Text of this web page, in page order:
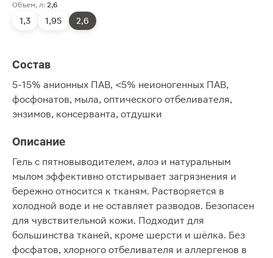
Объем, л: 2,6
1,3 1,95 2,6
Состав
5-15% анионных ПАВ, <5% неионогенных ПАВ,
фосфонатов, мыла, оптического отбеливателя,
энзимов, консерванта, отдушки
Описание
Гель с пятновыводителем, алоэ и натуральным
мылом эффективно отстирывает загрязнения и
бережно относится к тканям. Растворяется в
холодной воде и не оставляет разводов. Безопасен
для чувствительной кожи. Подходит для
большинства тканей, кроме шерсти и шёлка. Без
фосфатов, хлорного отбеливателя и аллергенов в